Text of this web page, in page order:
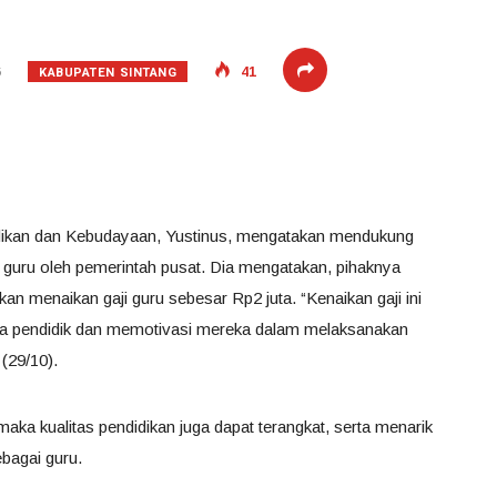
KABUPATEN SINTANG 41
dan Kebudayaan, Yustinus, mengatakan mendukung
oleh pemerintah pusat. Dia mengatakan, pihaknya
menaikan gaji guru sebesar Rp2 juta. “Kenaikan gaji ini
pendidik dan memotivasi mereka dalam melaksanakan
10).
kualitas pendidikan juga dapat terangkat, serta menarik
guru.